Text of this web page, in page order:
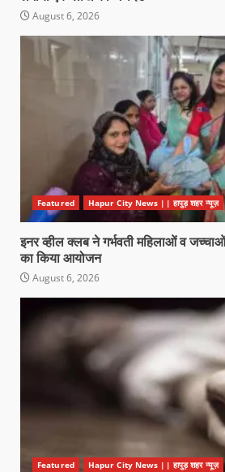
August 6, 2026
Featured Hapur City News || हापुड़ शहर न्यूज़
इनर व्हील क्लब ने गर्भवती महिलाओं व
का किया आयोजन
August 6, 2026
Featured Hapur City News || हापुड़ शहर न्यूज़